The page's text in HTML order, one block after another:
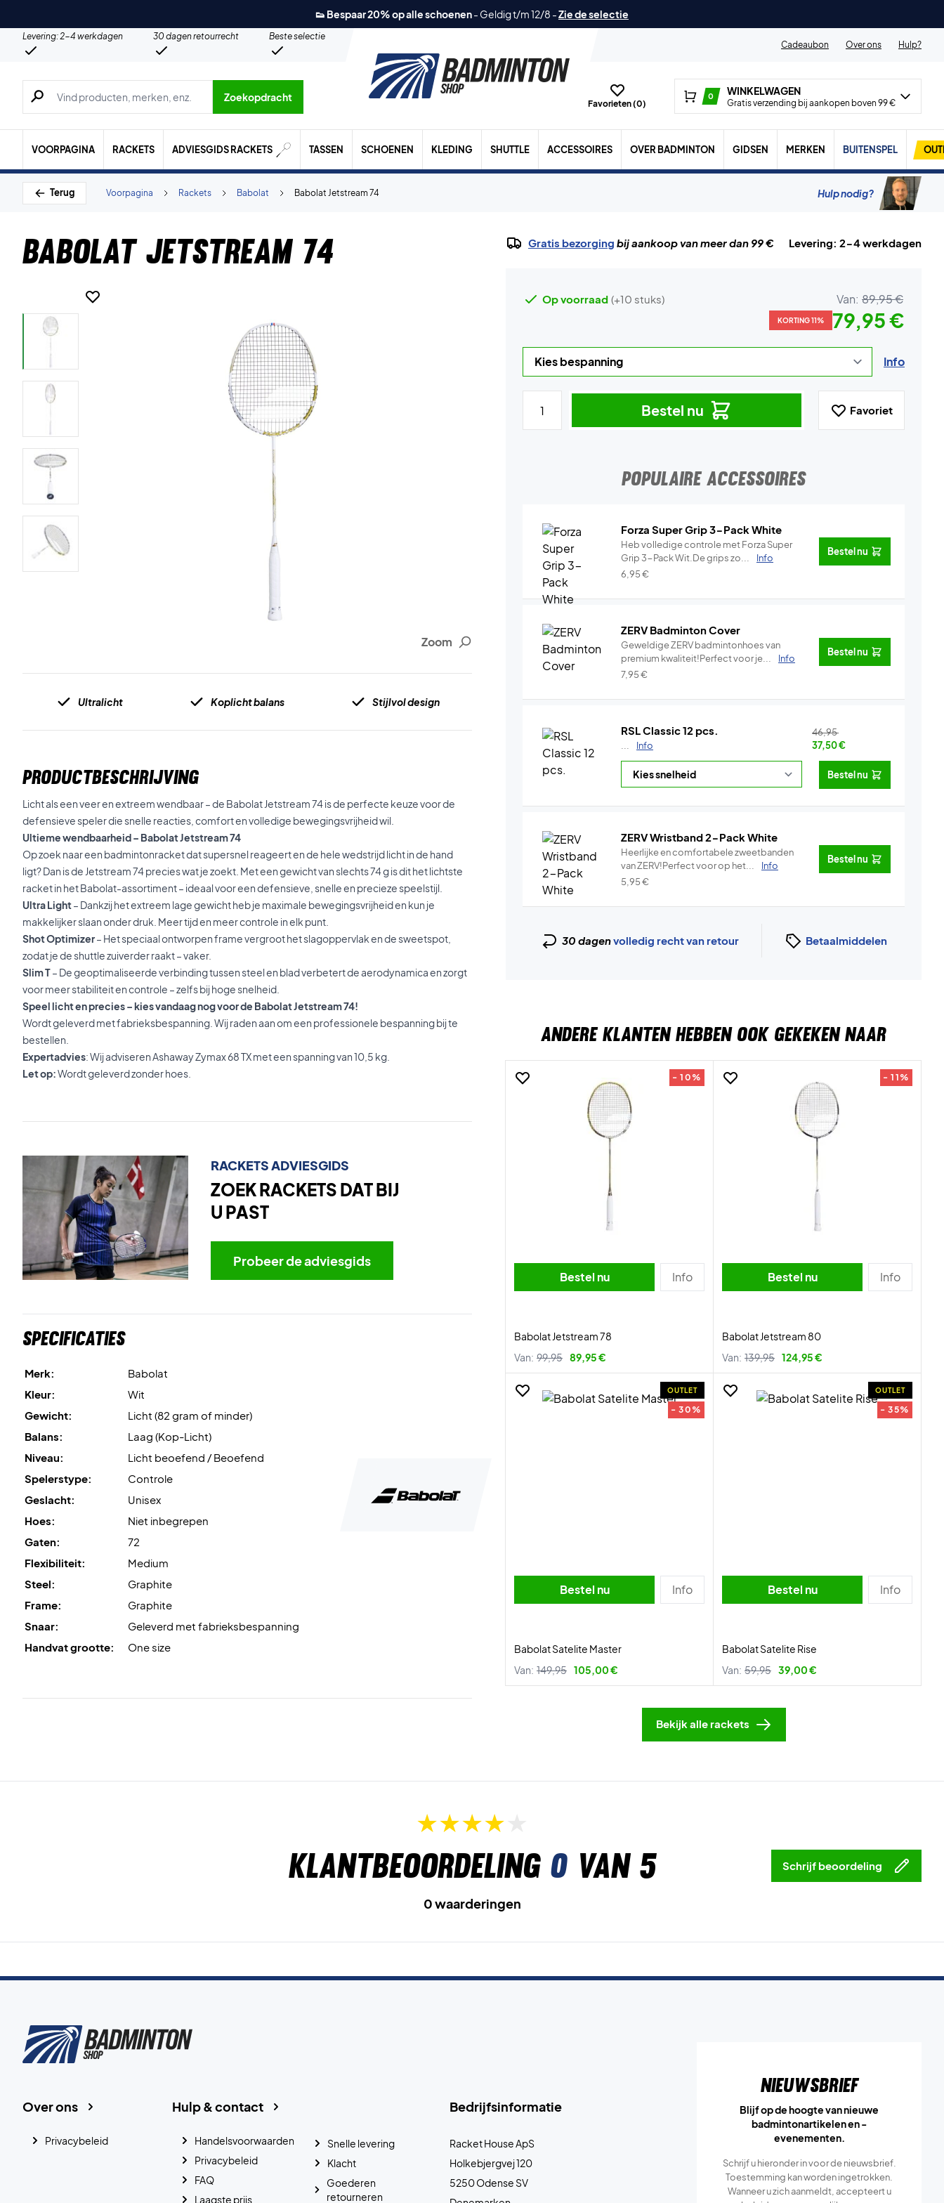
👟 Bespaar 20% op alle schoenen- Geldig t/m 12/8 -Zie de selectie
Levering: 2-4 werkdagen 30 dagen retourrecht
Beste selectie
Cadeaubon
Over ons Hulp?
Zoeken naar producten, merken etc.
Zoekopdracht
Favorieten (0)
0 WINKELWAGEN
Gratis verzending bij aankopen boven 99 €
VOORPAGINA RACKETS ADVIESGIDS RACKETS TASSEN SCHOENEN KLEDING SHUTTLE ACCESSOIRES OVER BADMINTON GIDSEN MERKEN BUITENSPEL
Terug Babolat Jetstream 74
Babolat
Rackets
Voorpagina Hulp nodig?
Babolat Jetstream 74
Zoom
Ultralicht Koplicht balans Stijlvol design
PRODUCTBESCHRIJVING
Licht als een veer en extreem wendbaar – de Babolat Jetstream 74 is de perfecte keuze voor de
defensieve speler die snelle reacties, comfort en volledige bewegingsvrijheid wil.
Ultieme wendbaarheid – Babolat Jetstream 74
Op zoek naar een badmintonracket dat supersnel reageert en de hele wedstrijd licht in de hand
ligt? Dan is de Jetstream 74 precies wat je zoekt. Met een gewicht van slechts 74 g is dit het lichtste
racket in het Babolat-assortiment – ideaal voor een defensieve, snelle en precieze speelstijl.
Ultra Light– Dankzij het extreem lage gewicht heb je maximale bewegingsvrijheid en kun je
makkelijker slaan onder druk. Meer tijd en meer controle in elk punt.
Shot Optimizer– Het speciaal ontworpen frame vergroot het slagoppervlak en de sweetspot,
zodat je de shuttle zuiverder raakt – vaker.
Slim T– De geoptimaliseerde verbinding tussen steel en blad verbetert de aerodynamica en zorgt
voor meer stabiliteit en controle – zelfs bij hoge snelheid.
Speel licht en precies – kies vandaag nog voor de Babolat Jetstream 74!
Wordt geleverd met fabrieksbespanning. Wij raden aan om een professionele bespanning bij te
bestellen.
Expertadvies: Wij adviseren Ashaway Zymax 68 TX met een spanning van 10,5 kg.
Let op:Wordt geleverd zonder hoes.
RACKETS ADVIESGIDS
ZOEK RACKETS DAT BIJ
U PAST
Probeer de adviesgids
Specificaties
Merk:
Babolat
Kleur:
Wit
Gewicht:
Licht (82 gram of minder)
Balans:
Laag (Kop-Licht)
Niveau:
Licht beoefend / Beoefend
Spelerstype:
Controle
Geslacht:
Unisex
Hoes:
Niet inbegrepen
Gaten:
72
Flexibiliteit:
Medium
Steel:
Graphite
Frame:
Graphite
Snaar:
Geleverd met fabrieksbespanning
Handvat grootte:
One size
Gratis bezorging bij aankoop van meer dan 99 € Levering: 2-4 werkdagen
Op voorraad (+10 stuks) Van: 89,95 €
KORTING 11% 79,95 €
Info
Bestel nu Favoriet
POPULAIRE ACCESSOIRES
Forza Super Grip 3-Pack White
Heb volledige controle met Forza Super
Grip 3-Pack Wit.De grips zo...
Info
6,95€
Bestel nu
ZERV Badminton Cover
Geweldige ZERV badmintonhoes van
premium kwaliteit!Perfect voor je...
Info
7,95€
Bestel nu
RSL Classic 12 pcs.
Info
46,95
37,50€
Bestel nu
ZERV Wristband 2-Pack White
Heerlijke en comfortabele zweetbanden
van ZERV!Perfect voor op het...
Info
5,95€
Bestel nu
30 dagenvolledig recht van retour Betaalmiddelen
ANDERE KLANTEN HEBBEN OOK GEKEKEN NAAR
- 10%
Bestel nu Info
Babolat Jetstream 78
Van: 99,95 89,95 €
- 11%
Bestel nu Info
Babolat Jetstream 80
Van: 139,95 124,95 €
OUTLET
- 30%
Bestel nu Info
Babolat Satelite Master
Van: 149,95 105,00 €
OUTLET
- 35%
Bestel nu Info
Babolat Satelite Rise
Van: 59,95 39,00 €
Bekijk alle rackets
Klantbeoordeling 0van 5 Schrijf beoordeling
0 waarderingen
Bedrijfsinformatie
Racket House ApS
Holkebjergvej 120
5250 Odense SV
Hulp & contact
Handelsvoorwaarden
Privacybeleid
FAQ
Laagste prijs
Snelle levering
Klacht
Goederen
retourneren
Over ons
Privacybeleid
Nieuwsbrief
Blijf op de hoogte van nieuwe
badmintonartikelen en -
evenementen.
Schrijf u hieronder in voor de nieuwsbrief.
Toestemming kan worden ingetrokken.
Wanneer u zich aanmeldt, accepteert u